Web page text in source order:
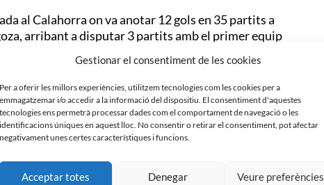
Gestionar el consentiment de les cookies
Per a oferir les millors experiències, utilitzem tecnologies com les cookies per a
emmagatzemar i/o accedir a la informació del dispositiu. El consentiment d'aquestes
tecnologies ens permetrà processar dades com el comportament de navegació o les
identificacions úniques en aquest lloc. No consentir o retirar el consentiment, pot afectar
negativament unes certes característiques i funcions.
Acceptar totes Denegar Veure preferències
al Calahorra on va anotar 12 gols en 35 partits a
arribant a disputar 3 partits amb el primer equip
edat, el de Saragossa compta amb gairebé un
per Deportivo Aragón, Atlético Baleares i Zamora.
a l’atac delCentre d’Esports Sabadell.